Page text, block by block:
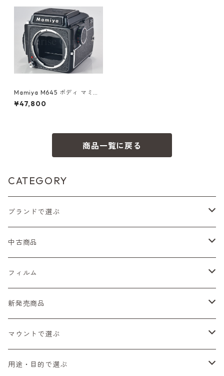
Mamiya M645 ボディ マミヤ
(60375)
¥47,800
商品一覧に戻る
CATEGORY
ブランドで選ぶ
Nikon（ニコン）
Sシリーズ
Fシリーズ（一桁＋F100）
Canon（キヤノン）
レンジファインダー（7、P）
PENTAX（ペンタックス）
SL、SP
K2、KX、KM
CONTAX（コンタックス）
G1、G2
MINOLTA（ミノルタ）
中古商品
フィルムカメラ
一眼レフカメラ（マニュアルフォーカス）
一眼レフカメラ（オートフォーカス）
デジタルカメラ
一眼カメラ
ミラーレスカメラ
マニュアルレンズ
一眼レンズ
オートフォーカスレンズ
フィルム
レンズ付きフィルム
35mm（135）カラーネガ
35mm（135）白黒ネガ
新発売商品
フィルムカメラ
レンズ付きフィルム
マウントで選ぶ
M42
用途・目的で選ぶ